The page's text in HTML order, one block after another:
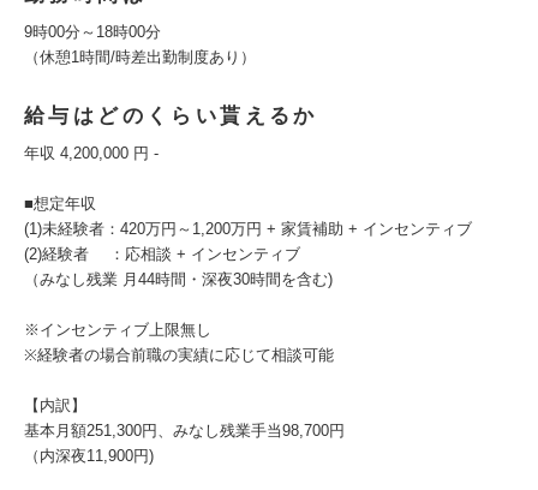
9時00分～18時00分
（休憩1時間/時差出勤制度あり）
給与はどのくらい貰えるか
年収 4,200,000 円 -
■想定年収
(1)未経験者：420万円～1,200万円 + 家賃補助 + インセンティブ
(2)経験者 ：応相談 + インセンティブ
（みなし残業 月44時間・深夜30時間を含む)
※インセンティブ上限無し
※経験者の場合前職の実績に応じて相談可能
【内訳】
基本月額251,300円、みなし残業手当98,700円
（内深夜11,900円)